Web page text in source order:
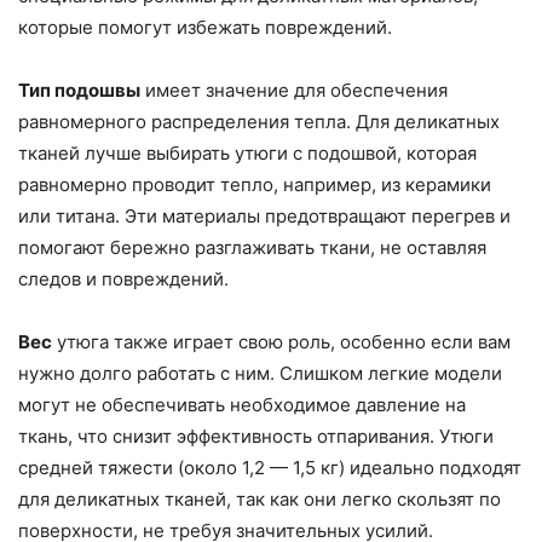
которые помогут избежать повреждений.
Тип подошвы имеет значение для обеспечения
равномерного распределения тепла. Для деликатных
тканей лучше выбирать утюги с подошвой, которая
равномерно проводит тепло, например, из керамики
или титана. Эти материалы предотвращают перегрев и
помогают бережно разглаживать ткани, не оставляя
следов и повреждений.
Вес утюга также играет свою роль, особенно если вам
нужно долго работать с ним. Слишком легкие модели
могут не обеспечивать необходимое давление на
ткань, что снизит эффективность отпаривания. Утюги
средней тяжести (около 1,2 — 1,5 кг) идеально подходят
для деликатных тканей, так как они легко скользят по
поверхности, не требуя значительных усилий.